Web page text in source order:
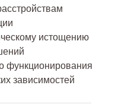
истощению
функционирования
зависимостей